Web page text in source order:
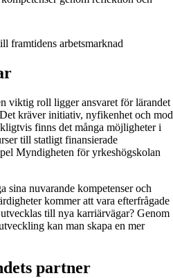
framtidens arbetsmarknad
viktig roll ligger ansvaret för lärandet
kräver initiativ, nyfikenhet och mod
finns det många möjligheter i
till statligt finansierade
Myndigheten för yrkeshögskolan
sina nuvarande kompetenser och
kommer att vara efterfrågade
till nya karriärvägar? Genom
kan man skapa en mer
partner